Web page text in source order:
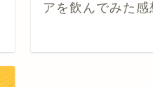
アを飲んでみた感